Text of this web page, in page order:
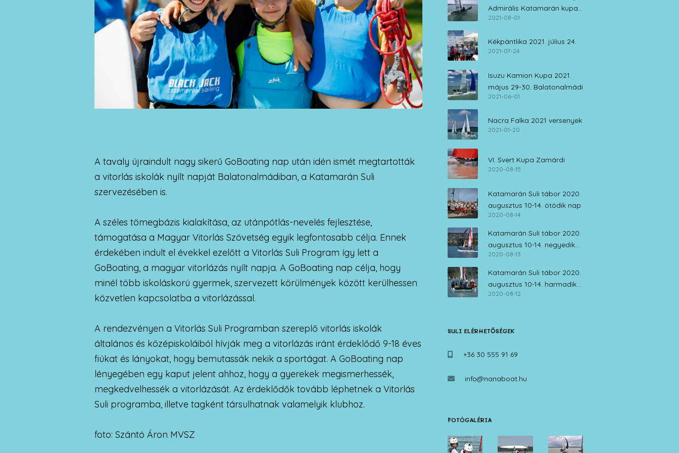
A tavaly újraindult nagy sikerű GoBoating nap után idén ismét megtartották
a vitorlás iskolák nyílt napját Balatonalmádiban, a Katamarán Suli
szervezésében is.
A széles tömegbázis kialakítása, az utánpótlás-nevelés fejlesztése,
támogatása a Magyar Vitorlás Szövetség egyik legfontosabb célja. Ennek
érdekében indult el évekkel ezelőtt a Vitorlás Suli Program így lett a
GoBoating, a magyar vitorlázás nyílt napja. A GoBoating nap célja, hogy
minél több iskoláskorú gyermek, szervezett körülmények között kerülhessen
közvetlen kapcsolatba a vitorlázással.
A rendezvényen a Vitorlás Suli Programban szereplő vitorlás iskolák
általános és középiskoláiból hívják meg a vitorlázás iránt érdeklődő 9-18 éves
fiúkat és lányokat, hogy bemutassák nekik a sportágat. A GoBoating nap
lényegében egy kaput jelent ahhoz, hogy a gyerekek megismerhessék,
megkedvelhessék a vitorlázását. Az érdeklődők tovább léphetnek a Vitorlás
Suli programba, illetve tagként társulhatnak valamelyik klubhoz.
foto: Szántó Áron MVSZ
Admirális Katamarán kupa
július 30. – augusztus 1.
2021-08-01
Kékpántlika 2021. július 24.
2021-07-24
Isuzu Kamion Kupa 2021.
május 29-30. Balatonalmádi
2021-06-01
Nacra Falka 2021 versenyek
2021-01-20
VI. Svert Kupa Zamárdi
2020-08-15
Katamarán Suli tábor 2020.
augusztus 10-14. ötödik nap
2020-08-14
Katamarán Suli tábor 2020.
augusztus 10-14. negyedik
nap
2020-08-13
Katamarán Suli tábor 2020.
augusztus 10-14. harmadik
nap
2020-08-12
SULI ELÉRHETŐSÉGEK
+36 30 555 91 69
info@nanaboat.hu
FOTÓGALÉRIA